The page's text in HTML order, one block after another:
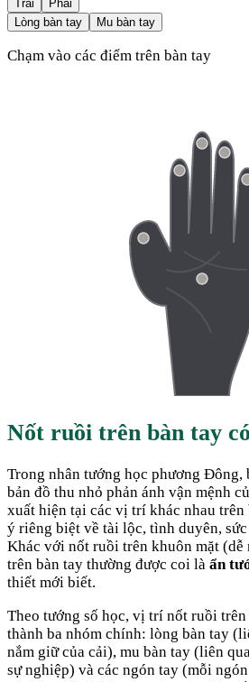
Trái
Phải
Lòng bàn tay
Mu bàn tay
Chạm vào các điểm trên bàn tay
Nốt ruồi trên bàn tay
Trong nhân tướng học phương Đông,
bản đồ thu nhỏ phản ánh vận mệnh
xuất hiện tại các vị trí khác nhau trên
ý riêng biệt về tài lộc, tình duyên,
Khác với nốt ruồi trên khuôn mặt
trên bàn tay thường được coi là ẩn
thiết mới biết.
Theo tướng số học, vị trí nốt ruồi
thành ba nhóm chính: lòng bàn tay
nắm giữ của cải), mu bàn tay (liên
sự nghiệp) và các ngón tay (mỗi